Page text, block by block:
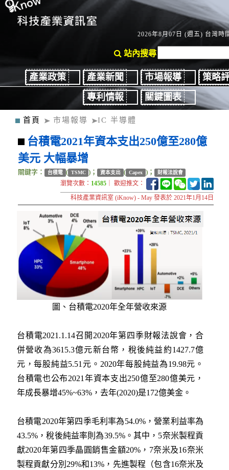
2026年8月07日 (週五) 台灣時
站內搜尋
產業政策 產業新聞 市場報導
策略
專利情報
關鍵圖表
首頁 市場報導 IC 半導體
台積電2021年資本支出250億至280億
美元 大幅暴增
關鍵字： 台積電 ( TSMC )； 資本支出 ( Capex )； 財報法說會
瀏覽次數： 14585 ｜ 歡迎推文：
科技產業資訊室 (iKnow) - May 發表於 2021年1月14日
圖、台積電2020年全年營收來源
台積電2021.1.14召開2020年第四季財報法說會，合
併營收為3615.3億元新台幣，稅後純益約1427.7億
元，每股純益5.51元。2020年每股純益為19.98元。
台積電也公布2021年資本支出250億至280億美元，
年成長暴增45%~63%，去年(2020)是172億美金。
台積電2020年第四季毛利率為54.0%，營業利益率為
43.5%，稅後純益率則為39.5%。其中，5奈米製程貢
獻2020年第四季晶圓銷售金額20%，7奈米及16奈米
製程貢獻分別29%和13%，先進製程（包含16奈米及